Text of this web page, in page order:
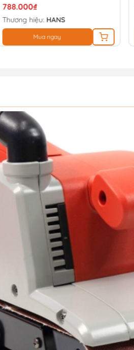
788.000₫
Thương hiệu: HANS
Mua ngay